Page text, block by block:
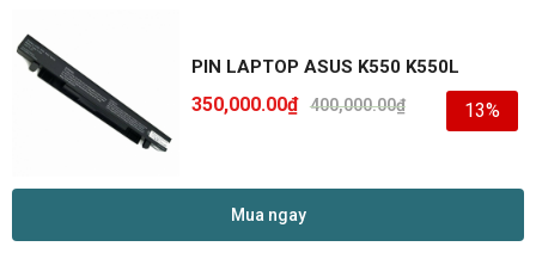
PIN LAPTOP ASUS K550 K550L
400,000.00₫
350,000.00₫ 13%
Mua ngay